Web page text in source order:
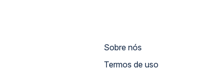
Sobre nós
Termos de uso